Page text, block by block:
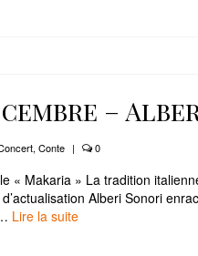
–
, Conte | 0
« Makaria » La tradition
Alberi Sonori
Lire la suite­­